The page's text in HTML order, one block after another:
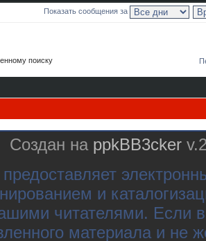
Показать сообщения за
поиску
Создан на ppkBB3cker
и
читателями. Если
материала и не